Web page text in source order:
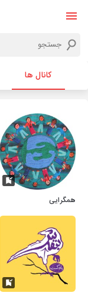
کانال ها
همگرایی